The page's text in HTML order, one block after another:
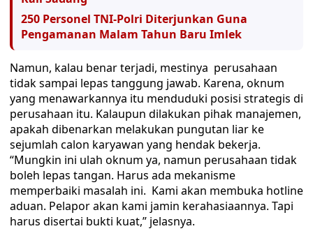
250 Personel TNI-Polri Diterjunkan Guna
Pengamanan Malam Tahun Baru Imlek
Namun, kalau benar terjadi, mestinya perusahaan
tidak sampai lepas tanggung jawab. Karena, oknum
yang menawarkannya itu menduduki posisi strategis di
perusahaan itu. Kalaupun dilakukan pihak manajemen,
apakah dibenarkan melakukan pungutan liar ke
sejumlah calon karyawan yang hendak bekerja.
“Mungkin ini ulah oknum ya, namun perusahaan tidak
boleh lepas tangan. Harus ada mekanisme
memperbaiki masalah ini. Kami akan membuka hotline
aduan. Pelapor akan kami jamin kerahasiaannya. Tapi
harus disertai bukti kuat,” jelasnya.